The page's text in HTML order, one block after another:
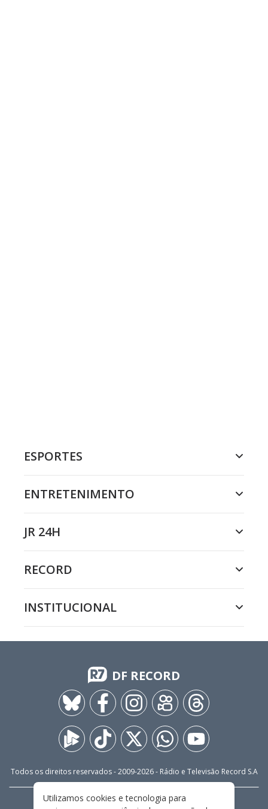
ESPORTES
ENTRETENIMENTO
JR 24H
RECORD
INSTITUCIONAL
DF RECORD
Todos os direitos reservados - 2009-2026- Rádio e Televisão Record S.A
FALE CONOSCO PRIVACIDADE
Utilizamos cookies e tecnologia para